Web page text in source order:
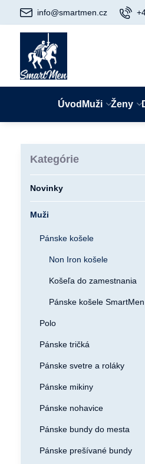
info@smartmen.cz
Úvod Muži Ženy
Kategórie
Novinky
Muži
Pánske košele
Non Iron košele
Košeľa do zamestnania
Pánske košele SmartMen
Polo
Pánske tričká
Pánske svetre a roláky
Pánske mikiny
Pánske nohavice
Pánske bundy do mesta
Pánske prešívané bundy